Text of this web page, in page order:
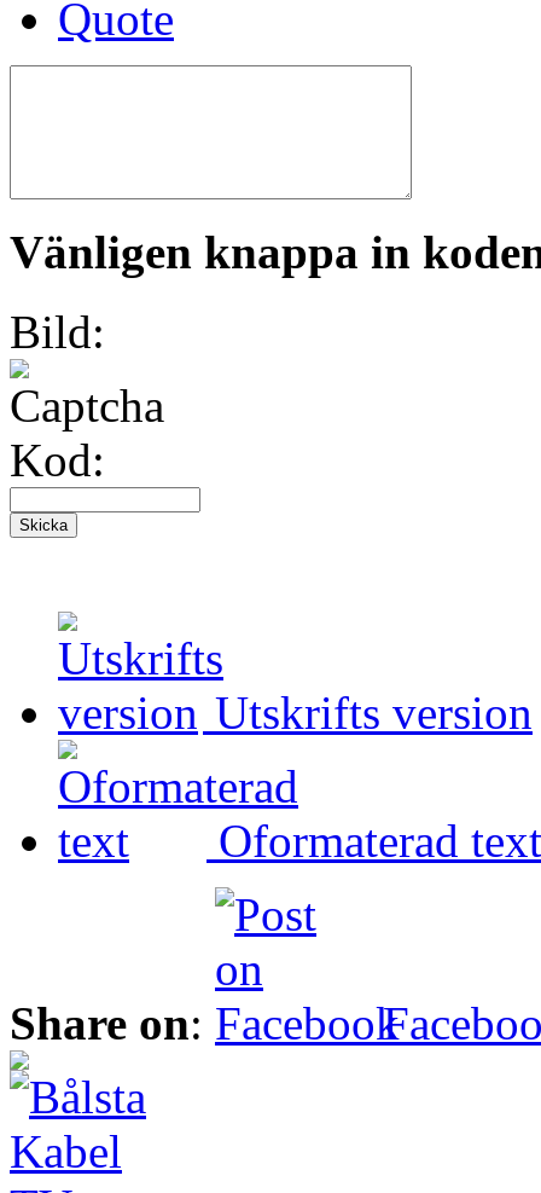
Vänligen knappa in
Bild:
Kod:
Utskrifts version
Oformaterad text
Share on: